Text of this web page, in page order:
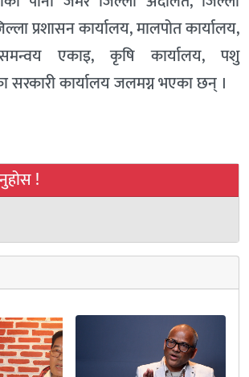
प्रशासन कार्यालय, मालपोत कार्यालय,
एकाइ, कृषि कार्यालय, पशु
सरकारी कार्यालय जलमग्न भएका छन् ।
!